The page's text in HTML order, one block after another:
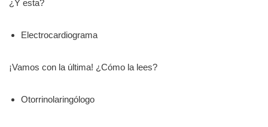
¿Y esta?
Electrocardiograma
¡Vamos con la última! ¿Cómo la lees?
Otorrinolaringólogo